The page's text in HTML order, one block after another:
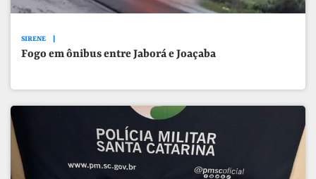
SIRENE
Fogo em ônibus entre Jaborá e Joaçaba